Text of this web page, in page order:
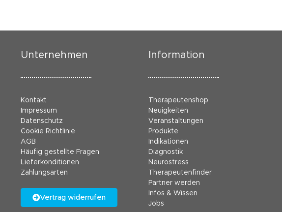
Unternehmen
Kontakt
Impressum
Datenschutz
Cookie Richtlinie
AGB
Häufig gestellte Fragen
Lieferkonditionen
Zahlungsarten
Vertrag widerrufen
Information
Therapeutenshop
Neuigkeiten
Veranstaltungen
Produkte
Indikationen
Diagnostik
Neurostress
Therapeutenfinder
Partner werden
Infos & Wissen
Jobs